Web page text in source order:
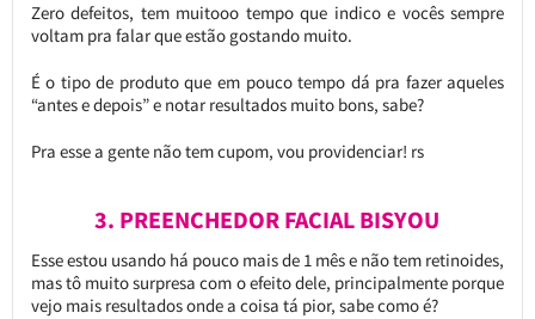
Zero defeitos, tem muitooo tempo que indico e vocês sempre
voltam pra falar que estão gostando muito.
É o tipo de produto que em pouco tempo dá pra fazer aqueles
“antes e depois” e notar resultados muito bons, sabe?
Pra esse a gente não tem cupom, vou providenciar! rs
3. PREENCHEDOR FACIAL BISYOU
Esse estou usando há pouco mais de 1 mês e não tem retinoides,
mas tô muito surpresa com o efeito dele, principalmente porque
vejo mais resultados onde a coisa tá pior, sabe como é?